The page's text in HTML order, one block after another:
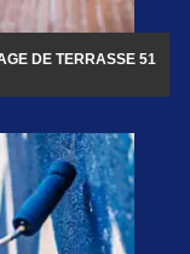
DE TERRASSE 51